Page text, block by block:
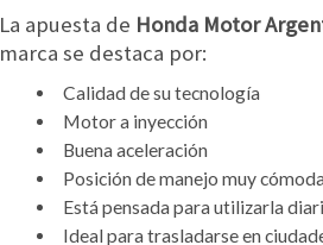
La apuesta de Honda Motor
marca se destaca por:
Calidad de su tecnología
Motor a inyección
Buena aceleración
Posición de manejo muy
Está pensada para utilizarla
Ideal para trasladarse en